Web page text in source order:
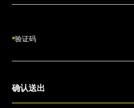
*验证码
确认送出